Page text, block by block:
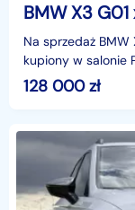
Na sprzedaż BMW
kupiony w salonie
ceramiczną
128 000zł